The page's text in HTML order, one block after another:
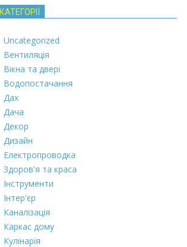
КАТЕГОРІЇ
Uncategorized
Вентиляція
Вікна та двері
Водопостачання
Дах
Дача
Декор
Дизайн
Електропроводка
Здоров'я та краса
Інструменти
Інтер'єр
Каналізація
Каркас дому
Кулінарія